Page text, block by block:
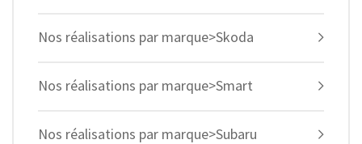
Nos réalisations par marque>Skoda
Nos réalisations par marque>Smart
Nos réalisations par marque>Subaru